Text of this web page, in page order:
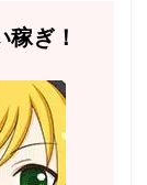
ぎ！